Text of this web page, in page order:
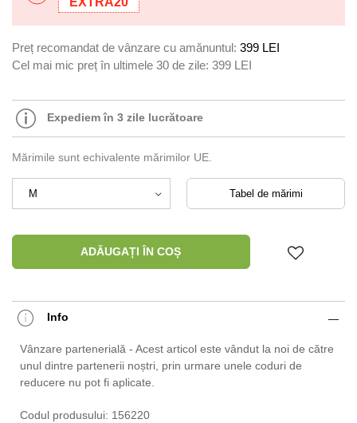
Preț recomandat de vânzare cu amănuntul: 399 LEI
Cel mai mic preț în ultimele 30 de zile: 399 LEI
Expediem în 3 zile lucrătoare
Mărimile sunt echivalente mărimilor UE.
Tabel de mărimi
ADĂUGAȚI ÎN COȘ
Info
Vânzare partenerială - Acest articol este vândut la noi de către
unul dintre partenerii noștri, prin urmare unele coduri de
reducere nu pot fi aplicate.
Codul produsului: 156220